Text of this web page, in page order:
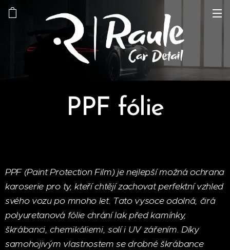
PPF fólie
PPF (Paint Protection Film) je nejlepší možná ochrana
karoserie pro ty, kteří chtějí zachovat perfektní vzhled
svého vozu po mnoho let. Tato vysoce odolná, čirá
polyuretanová fólie chrání lak před kamínky,
škrábanci, chemikáliemi, solí i UV zářením. Díky
samohojivým vlastnostem se drobné škrábance